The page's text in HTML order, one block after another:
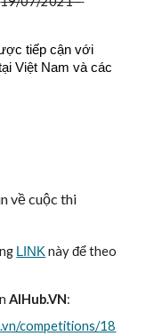
tiếp cận với
Việt Nam và các
LINK này để theo
AIHub.VN:
competitions/18